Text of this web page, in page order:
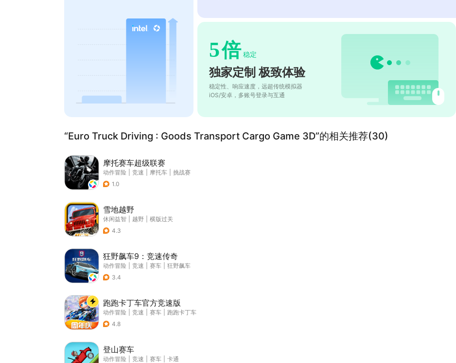
5倍 稳定
独家定制 极致体验
稳定性、响应速度，远超传统模拟器
iOS/安卓，多账号登录与互通
“Euro Truck Driving : Goods Transport Cargo Game 3D”的相关推荐(30)
摩托赛车超级联赛
动作冒险 竞速 摩托车
挑战赛
1.0
雪地越野
休闲益智 越野
横版过关
4.3
狂野飙车9：竞速传奇
动作冒险 竞速 赛车
狂野飙车
3.4
跑跑卡丁车官方竞速版
动作冒险 竞速 赛车
跑跑卡丁车
4.8
登山赛车
动作冒险 竞速 赛车
卡通